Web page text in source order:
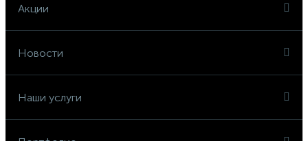
Акции
Новости
Наши услуги